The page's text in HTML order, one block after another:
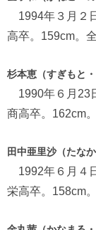
1994年３月２
高卒。159cm。
杉本恵（すぎもと
1990年６月23
商高卒。162cm
田中亜里沙（たな
1992年６月４
栄高卒。158cm